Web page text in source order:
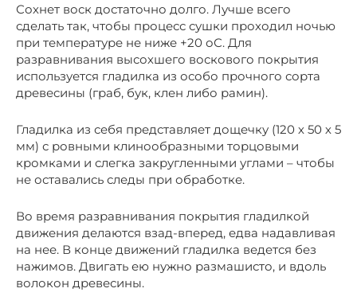
Сохнет воск достаточно долго. Лучше всего
сделать так, чтобы процесс сушки проходил ночью
при температуре не ниже +20 оС. Для
разравнивания высохшего воскового покрытия
используется гладилка из особо прочного сорта
древесины (граб, бук, клен либо рамин).
Гладилка из себя представляет дощечку (120 х 50 х 5
мм) с ровными клинообразными торцовыми
кромками и слегка закругленными углами – чтобы
не оставались следы при обработке.
Во время разравнивания покрытия гладилкой
движения делаются взад-вперед, едва надавливая
на нее. В конце движений гладилка ведется без
нажимов. Двигать ею нужно размашисто, и вдоль
волокон древесины.